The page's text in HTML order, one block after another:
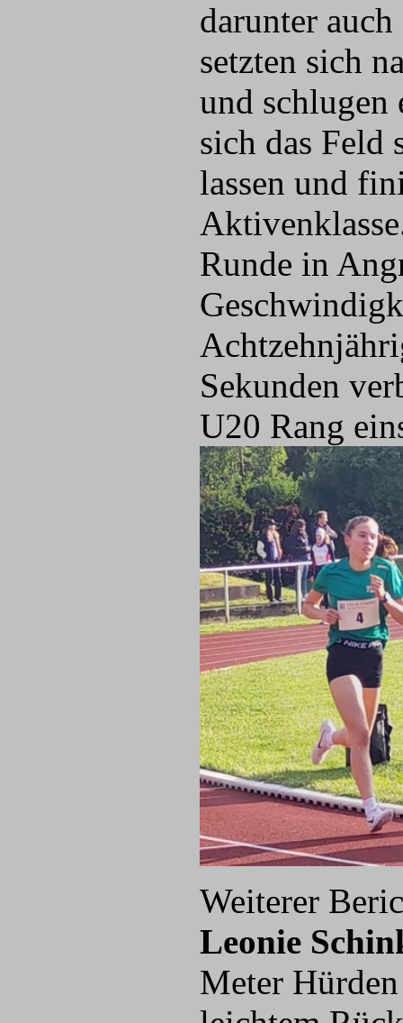
darunter auch
setzten sich
und schlugen
sich das Feld
lassen und
Runde in
Sekunden
U20 Rang
Weiterer
Leonie
Meter